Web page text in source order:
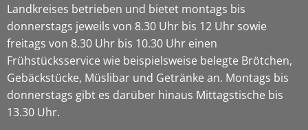
Landkreises betrieben und bietet montags bis
donnerstags jeweils von 8.30 Uhr bis 12 Uhr sowie
freitags von 8.30 Uhr bis 10.30 Uhr einen
Frühstücksservice wie beispielsweise belegte Brötchen,
Gebäckstücke, Müslibar und Getränke an. Montags bis
donnerstags gibt es darüber hinaus Mittagstische bis
13.30 Uhr.